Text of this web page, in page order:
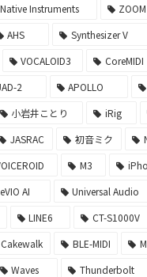
Native Instruments ZOOM
AHS Synthesizer V
VOCALOID3 CoreMIDI
2 APOLLO
小岩井ことり iRig
JASRAC 初音ミク
M3
AI Universal Audio
LINE6 CT-S1000V
Cakewalk BLE-MIDI
Waves Thunderbolt